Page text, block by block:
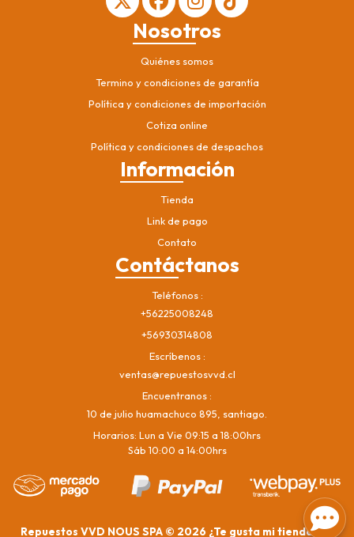
Nosotros
Quiénes somos
Termino y condiciones de garantía
Política y condiciones de importación
Cotiza online
Política y condiciones de despachos
Información
Tienda
Link de pago
Contato
Contáctanos
Teléfonos
+56225008248
+56930314808
Escríbenos
ventas@repuestosvvd.cl
Encuentranos
10 de julio huamachuco 895, santiago.
Horarios: Lun a Vie 09:15 a 18:00hrs
Sáb 10:00 a 14:00hrs
Repuestos VVD NOUS SPA © 2026 ¿Te gusta mi tienda? Yo